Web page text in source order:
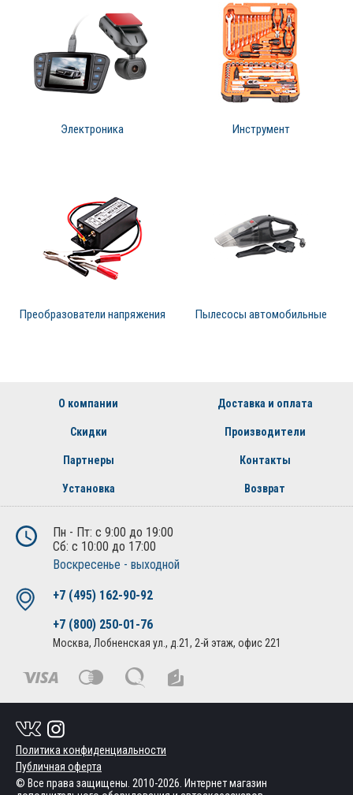
Электроника Инструмент
Преобразователи напряжения Пылесосы автомобильные
О компании Доставка и оплата
Скидки Производители
Партнеры Контакты
Установка Возврат
Пн - Пт: с 9:00 до 19:00
Сб: с 10:00 до 17:00
Воскресенье - выходной
+7 (495) 162-90-92
+7 (800) 250-01-76
Москва, Лобненская ул., д.21, 2-й этаж, офис 221
Политика конфиденциальности
Публичная оферта
© Все права защищены. 2010-2026. Интернет магазин